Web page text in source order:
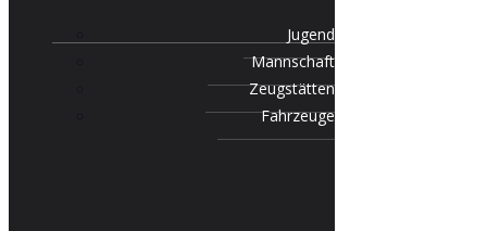
Jugend
Mannschaft
Zeugstätten
Fahrzeuge